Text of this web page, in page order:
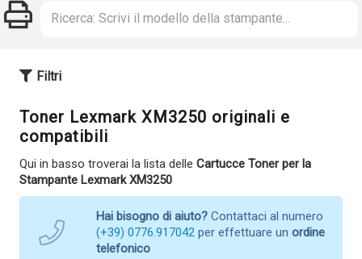
Filtri
Toner Lexmark XM3250 originali e
compatibili
Qui in basso troverai la lista delle Cartucce Toner per la
Stampante Lexmark XM3250
Hai bisogno di aiuto? Contattaci al numero
(+39) 0776.917042 per effettuare un ordine
telefonico